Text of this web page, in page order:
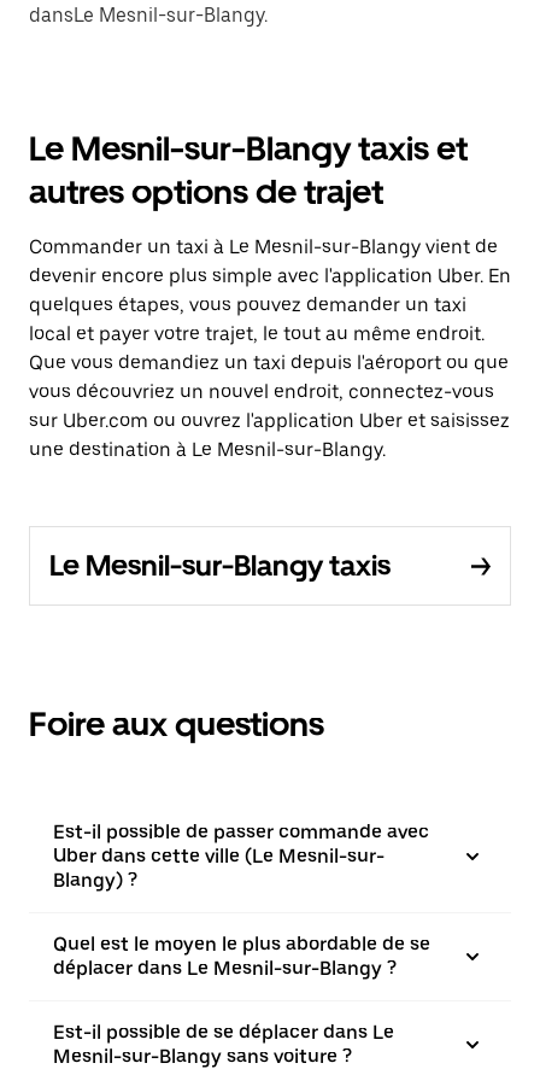
dansLe Mesnil-sur-Blangy.
Le Mesnil-sur-Blangy taxis et
autres options de trajet
Commander un taxi à Le Mesnil-sur-Blangy vient de
devenir encore plus simple avec l'application Uber. En
quelques étapes, vous pouvez demander un taxi
local et payer votre trajet, le tout au même endroit.
Que vous demandiez un taxi depuis l'aéroport ou que
vous découvriez un nouvel endroit, connectez-vous
sur Uber.com ou ouvrez l'application Uber et saisissez
une destination à Le Mesnil-sur-Blangy.
Le Mesnil-sur-Blangy taxis
Foire aux questions
Est-il possible de passer commande avec
Uber dans cette ville (Le Mesnil-sur-
Blangy) ?
Quel est le moyen le plus abordable de se
déplacer dans Le Mesnil-sur-Blangy ?
Est-il possible de se déplacer dans Le
Mesnil-sur-Blangy sans voiture ?